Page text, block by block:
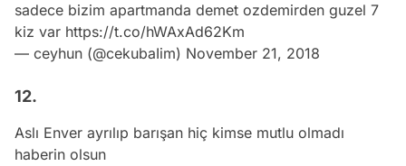
sadece bizim apartmanda demet ozdemirden guzel 7
kiz var https://t.co/hWAxAd62Km
— ceyhun (@cekubaIim) November 21, 2018
12.
Aslı Enver ayrılıp barışan hiç kimse mutlu olmadı
haberin olsun